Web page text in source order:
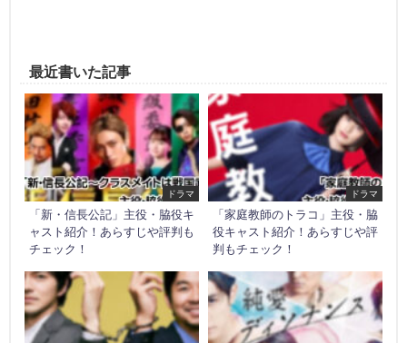
最近書いた記事
ドラマ
「新・信長公記」主役・脇役キ
ャスト紹介！あらすじや評判も
チェック！
ドラマ
「家庭教師のトラコ」主役・脇
役キャスト紹介！あらすじや評
判もチェック！